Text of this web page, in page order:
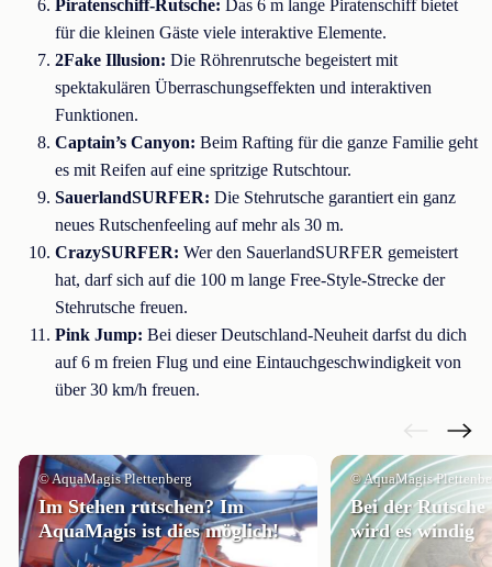
Piratenschiff-Rutsche: Das 6 m lange Piratenschiff bietet
für die kleinen Gäste viele interaktive Elemente.
2Fake Illusion: Die Röhrenrutsche begeistert mit
spektakulären Überraschungseffekten und interaktiven
Funktionen.
Captain’s Canyon: Beim Rafting für die ganze Familie geht
es mit Reifen auf eine spritzige Rutschtour.
SauerlandSURFER: Die Stehrutsche garantiert ein ganz
neues Rutschenfeeling auf mehr als 30 m.
CrazySURFER: Wer den SauerlandSURFER gemeistert
hat, darf sich auf die 100 m lange Free-Style-Strecke der
Stehrutsche freuen.
Pink Jump: Bei dieser Deutschland-Neuheit darfst du dich
auf 6 m freien Flug und eine Eintauchgeschwindigkeit von
über 30 km/h freuen.
© AquaMagis Plettenberg
Im Stehen rutschen? Im
AquaMagis ist dies möglich!
© AquaMagis
Bei der
wird es windig